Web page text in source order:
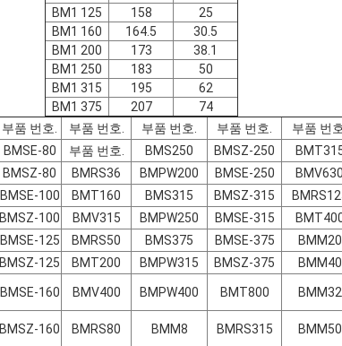
BM1 125
158
25
BM1 160
164.5
30.5
BM1 200
173
38.1
BM1 250
183
50
BM1 315
195
62
BM1 375
207
74
부품 번호. 부품 번호. 부품 번호. 부품 번호.
부품 번
BMSE-80 부품 번호. BMS250 BMSZ-250
BMSZ-80 BMRS36 BMPW200 BMSE-250
BMSE-100 BMT160 BMS315 BMSZ-315
BMSZ-100 BMV315 BMPW250 BMSE-315
BMSE-125 BMRS50 BMS375 BMSE-375
BMM20
BMSZ-125 BMT200 BMPW315 BMSZ-375
BMM40
BMSE-160 BMV400 BMPW400 BMT800 BMM32
BMSZ-160 BMRS80 BMM8 BMRS315
BMM50